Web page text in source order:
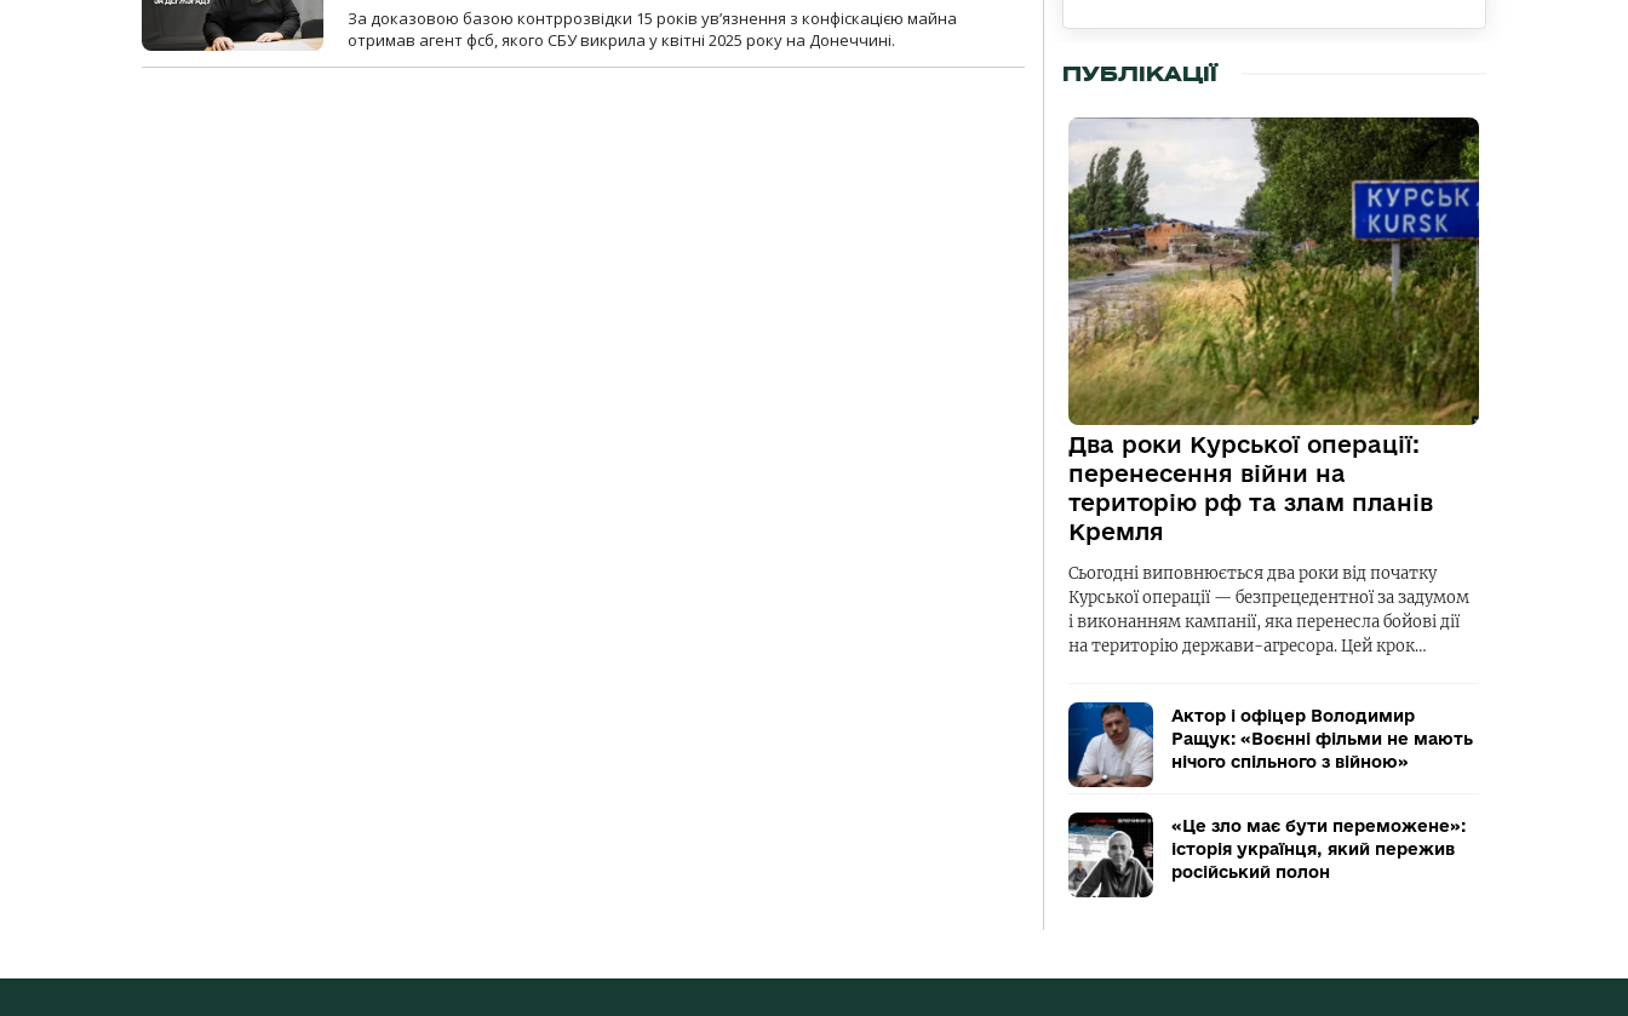
За доказовою базою контррозвідки 15 років увʼязнення з конфіскацією майна
отримав агент фсб, якого СБУ викрила у квітні 2025 року на Донеччині.
ПУБЛІКАЦІЇ
Два роки Курської операції:
перенесення війни на
територію рф та злам планів
Кремля
Сьогодні виповнюється два роки від початку
Курської операції — безпрецедентної за задумом
і виконанням кампанії, яка перенесла бойові дії
на територію держави-агресора. Цей крок…
Актор і офіцер Володимир
Ращук: «Воєнні фільми не мають
нічого спільного з війною»
«Це зло має бути переможене»:
історія українця, який пережив
російський полон